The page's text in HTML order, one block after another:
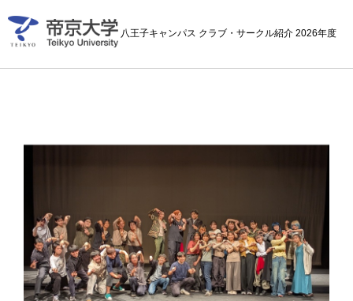
八王子キャンパス クラブ・サークル紹介 2026年度